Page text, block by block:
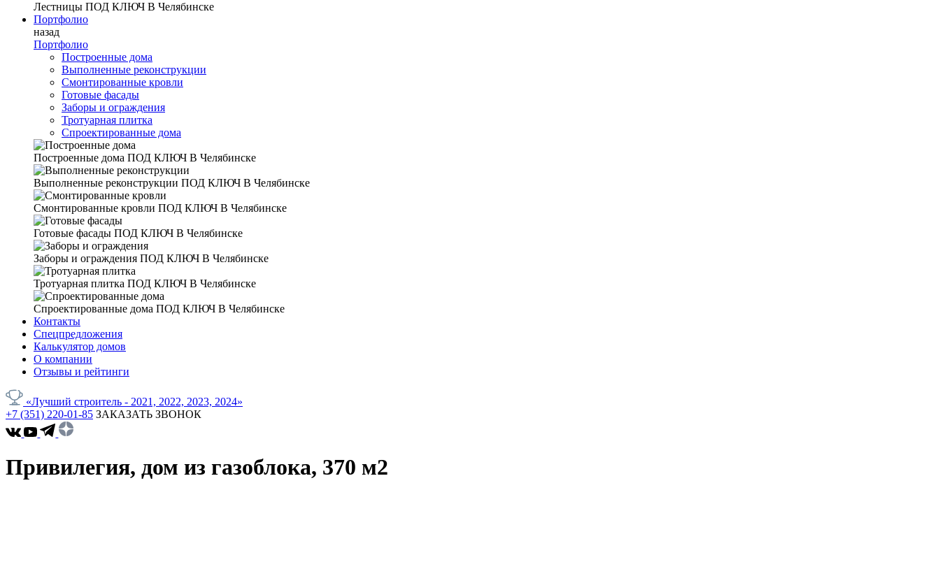
Лестницы ПОД КЛЮЧ В Челябинске
Портфолио
назад
Портфолио
Построенные дома
Выполненные реконструкции
Смонтированные кровли
Готовые фасады
Заборы и ограждения
Тротуарная плитка
Спроектированные дома
Построенные дома ПОД КЛЮЧ В Челябинске
Выполненные реконструкции ПОД КЛЮЧ В Челябинске
Смонтированные кровли ПОД КЛЮЧ В Челябинске
Готовые фасады ПОД КЛЮЧ В Челябинске
Заборы и ограждения ПОД КЛЮЧ В Челябинске
Тротуарная плитка ПОД КЛЮЧ В Челябинске
Спроектированные дома ПОД КЛЮЧ В Челябинске
Контакты
Спецпредложения
Калькулятор домов
О компании
Отзывы и рейтинги
«Лучший строитель - 2021, 2022, 2023, 2024»
+7 (351) 220-01-85 ЗАКАЗАТЬ ЗВОНОК
Привилегия, дом из газоблока, 370 м2